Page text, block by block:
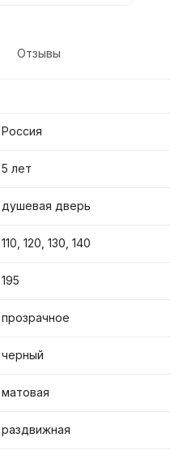
Отзывы
Россия
5 лет
душевая дверь
110, 120, 130, 140
195
прозрачное
черный
матовая
раздвижная